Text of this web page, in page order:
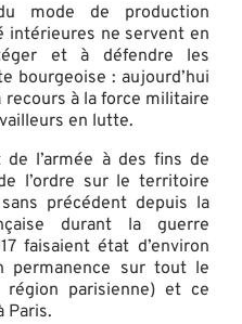
mode de production
intérieures ne servent en
et à défendre les
bourgeoise : aujourd’hui
à la force militaire
en lutte.
l’armée à des fins de
l’ordre sur le territoire
précédent depuis la
durant la guerre
faisaient état d’environ
permanence sur tout le
parisienne) et ce
Paris.